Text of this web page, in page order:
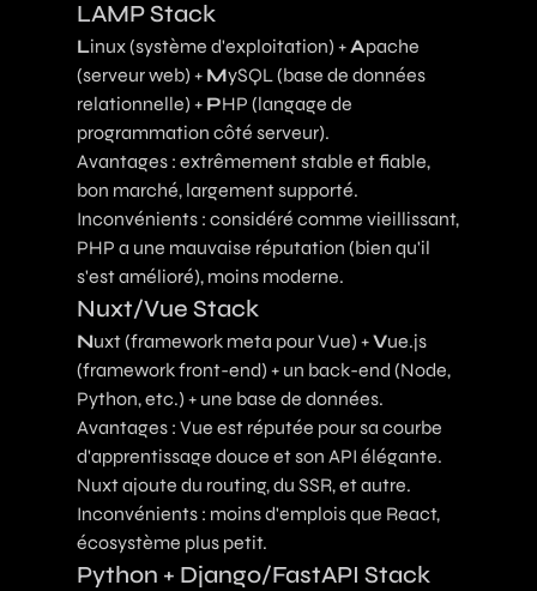
LAMP Stack
Linux (système d'exploitation) + Apache
(serveur web) + MySQL (base de données
relationnelle) + PHP (langage de
programmation côté serveur).
Avantages : extrêmement stable et fiable,
bon marché, largement supporté.
Inconvénients : considéré comme vieillissant,
PHP a une mauvaise réputation (bien qu'il
s'est amélioré), moins moderne.
Nuxt/Vue Stack
Nuxt (framework meta pour Vue) +Vue.js
(framework front-end) + un back-end (Node,
Python, etc.) + une base de données.
Avantages : Vue est réputée pour sa courbe
d'apprentissage douce et son API élégante.
Nuxt ajoute du routing, du SSR, et autre.
Inconvénients : moins d'emplois que React,
écosystème plus petit.
Python + Django/FastAPI Stack